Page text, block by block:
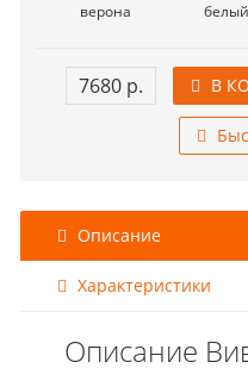
верона
белый
7680 р. В
Описание
Характеристики
Описание